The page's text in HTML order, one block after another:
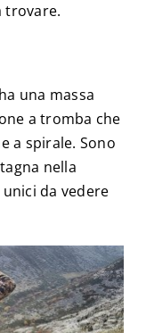
trovare.
una massa
a tromba che
a spirale. Sono
nella
da vedere